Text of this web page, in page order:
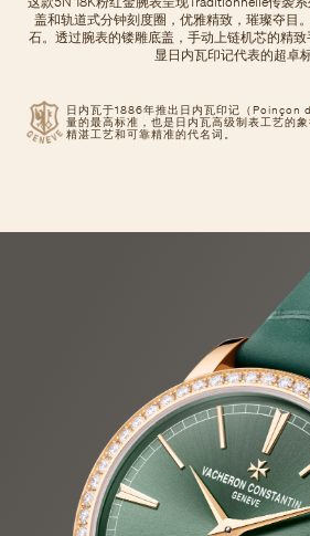
日内瓦于1886年推出日内瓦印记（Poinçon
量的最高标准，也是日内瓦高级制表工艺的
精湛工艺和可靠精准的代名词。
盖和轨道式分钟刻度圈，优雅精致，璀璨夺目
石。透过腕表的镂雕底盖，手动上链机芯的精
显日内瓦印记代表的超卓标